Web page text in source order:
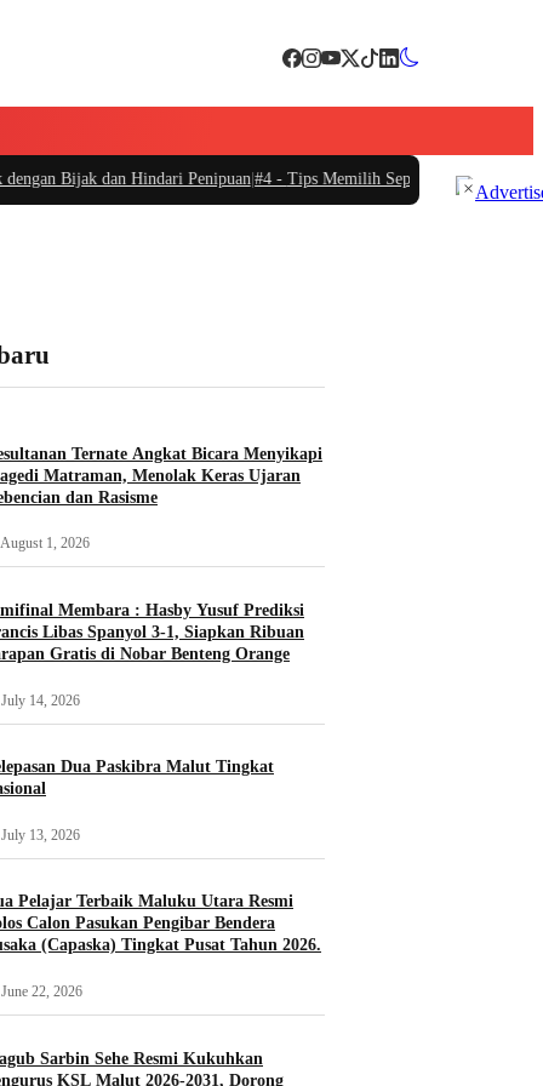
dan Hindari Penipuan|#4 -Tips Memilih Sepatu Marathon yang Sesuai
Ternate Angkat Bicara Menyikapi
Matraman, Menolak Keras Ujaran
dan Rasisme
August 1, 2026
Membara : Hasby Yusuf Prediksi
Libas Spanyol 3-1, Siapkan Ribuan
Gratis di Nobar Benteng Orange
July 14, 2026
Dua Paskibra Malut Tingkat
July 13, 2026
Pelajar Terbaik Maluku Utara Resmi
Calon Pasukan Pengibar Bendera
(Capaska) Tingkat Pusat Tahun 2026.
June 22, 2026
Sarbin Sehe Resmi Kukuhkan
KSL Malut 2026-2031, Dorong
×